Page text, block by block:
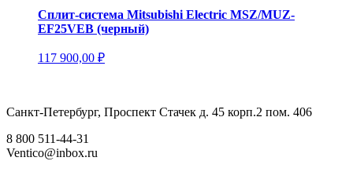
Сплит-система Mitsubishi Electric MSZ/MUZ-
EF25VEB (черный)
117 900,00 ₽
Санкт-Петербург, Проспект Стачек д. 45 корп.2 пом. 406
8 800 511-44-31
Ventico@inbox.ru